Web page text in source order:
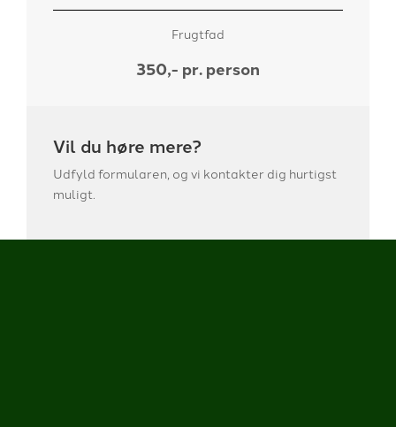
Frugtfad
350,- pr. person
Vil du høre mere?
Udfyld formularen, og vi kontakter dig hurtigst
muligt.